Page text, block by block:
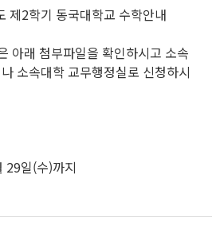
제2학기 동국대학교 수학안내
아래 첨부파일을 확인하시고 소속
소속대학 교무행정실로 신청하시
29일(수)까지